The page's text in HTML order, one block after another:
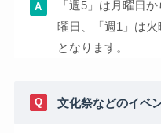
「週5」は月曜日
曜日、「週1」は
となります。
文化祭などのイベ